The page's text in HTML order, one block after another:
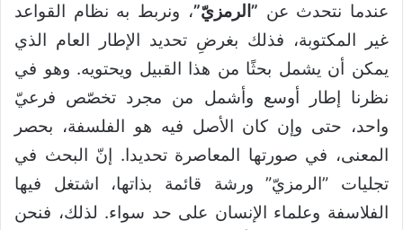
عندما نتحدث عن ”الرمزيّ”، ونربط به نظام القواعد
غير المكتوبة، فذلك بغرضِ تحديد الإطار العام الذي
يمكن أن يشمل بحثًا من هذا القبيل ويحتويه. وهو في
نظرنا إطار أوسع وأشمل من مجرد تخصّص فرعيّ
واحد، حتى وإن كان الأصل فيه هو الفلسفة، بحصر
المعنى، في صورتها المعاصرة تحديدا. إنّ البحث في
تجليات ”الرمزيّ” ورشة قائمة بذاتها، اشتغل فيها
الفلاسفة وعلماء الإنسان على حد سواء. لذلك، فنحن